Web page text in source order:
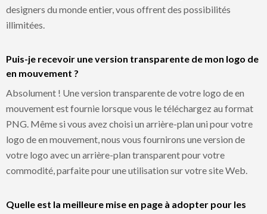
designers du monde entier, vous offrent des possibilités
illimitées.
Puis-je recevoir une version transparente de mon logo de
en mouvement ?
Absolument ! Une version transparente de votre logo de en
mouvement est fournie lorsque vous le téléchargez au format
PNG. Même si vous avez choisi un arrière-plan uni pour votre
logo de en mouvement, nous vous fournirons une version de
votre logo avec un arrière-plan transparent pour votre
commodité, parfaite pour une utilisation sur votre site Web.
Quelle est la meilleure mise en page à adopter pour les